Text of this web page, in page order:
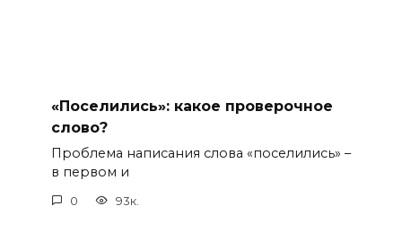
«Поселились»: какое проверочное
слово?
Проблема написания слова «поселились» –
в первом и
0 93к.